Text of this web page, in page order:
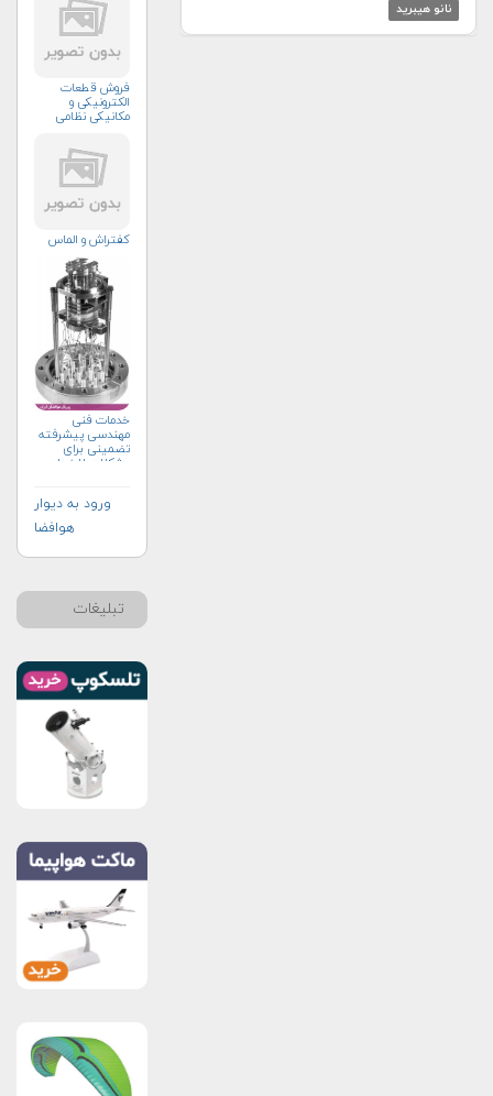
نانو هیبرید
فروش قطعات
الکترونیکی و
مکانیکی نظامی
کفتراش و الماس
خدمات فنی
مهندسی پیشرفته
تضمینی برای
مشکلات لاینحل
ورود به دیوار
هوافضا
تبلیغات